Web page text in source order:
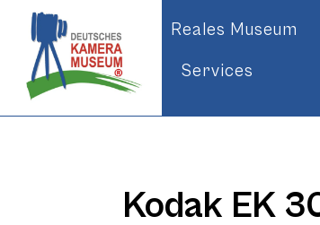
Reales Museum
Services
Kodak EK